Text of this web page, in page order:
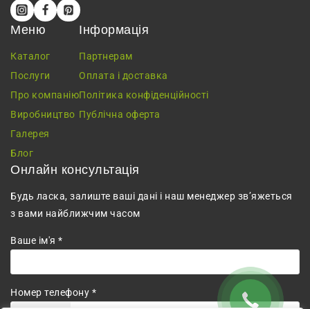
Меню
Каталог
Послуги
Про компанію
Виробництво
Галерея
Блог
Інформація
Партнерам
Оплата і доставка
Політика конфіденційності
Публічна оферта
Онлайн консультація
Будь ласка, залиште ваші дані і наш менеджер зв’яжеться
з вами найближчим часом
Ваше ім'я *
Номер телефону *